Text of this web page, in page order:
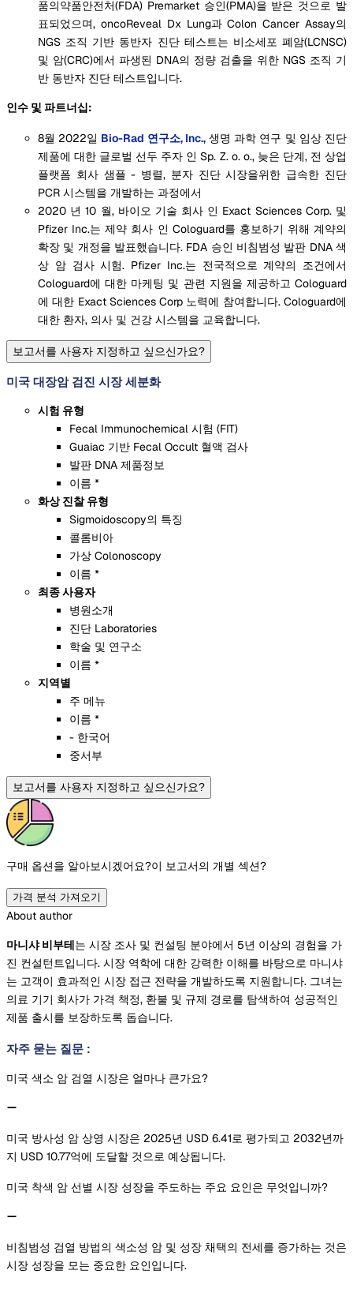
품의약품안전처(FDA) Premarket 승인(PMA)을 받은 것으로 발
표되었으며, oncoReveal Dx Lung과 Colon Cancer Assay의
NGS 조직 기반 동반자 진단 테스트는 비소세포 폐암(LCNSC)
및 암(CRC)에서 파생된 DNA의 정량 검출을 위한 NGS 조직 기
반 동반자 진단 테스트입니다.
인수 및 파트너십:
8월 2022일 Bio-Rad 연구소, Inc.,생명 과학 연구 및 임상 진단
제품에 대한 글로벌 선두 주자 인 Sp. Z. o. o., 늦은 단계, 전 상업
플랫폼 회사 샘플 - 병렬, 분자 진단 시장을위한 급속한 진단
PCR 시스템을 개발하는 과정에서
2020 년 10 월, 바이오 기술 회사 인 Exact Sciences Corp. 및
Pfizer Inc.는 제약 회사 인 Cologuard를 홍보하기 위해 계약의
확장 및 개정을 발표했습니다. FDA 승인 비침범성 발판 DNA 색
상 암 검사 시험. Pfizer Inc.는 전국적으로 계약의 조건에서
Cologuard에 대한 마케팅 및 관련 지원을 제공하고 Cologuard
에 대한 Exact Sciences Corp 노력에 참여합니다. Cologuard에
대한 환자, 의사 및 건강 시스템을 교육합니다.
보고서를 사용자 지정하고 싶으신가요?
미국 대장암 검진 시장 세분화
시험 유형
Fecal Immunochemical 시험 (FIT)
Guaiac 기반 Fecal Occult 혈액 검사
발판 DNA 제품정보
이름 *
화상 진찰 유형
Sigmoidoscopy의 특징
콜롬비아
가상 Colonoscopy
이름 *
최종 사용자
병원소개
진단 Laboratories
학술 및 연구소
이름 *
지역별
주 메뉴
이름 *
- 한국어
중서부
보고서를 사용자 지정하고 싶으신가요?
구매 옵션을 알아보시겠어요?이 보고서의 개별 섹션?
가격 분석 가져오기
About author
마니샤 비부테 는 시장 조사 및 컨설팅 분야에서 5년 이상의 경험을 가
진 컨설턴트입니다. 시장 역학에 대한 강력한 이해를 바탕으로 마니샤
는 고객이 효과적인 시장 접근 전략을 개발하도록 지원합니다. 그녀는
의료 기기 회사가 가격 책정, 환불 및 규제 경로를 탐색하여 성공적인
제품 출시를 보장하도록 돕습니다.
자주 묻는 질문 :
미국 색소 암 검열 시장은 얼마나 큰가요?
미국 방사성 암 상영 시장은 2025년 USD 6.41로 평가되고 2032년까
지 USD 10.77억에 도달할 것으로 예상됩니다.
미국 착색 암 선별 시장 성장을 주도하는 주요 요인은 무엇입니까?
비침범성 검열 방법의 색소성 암 및 성장 채택의 전세를 증가하는 것은
시장 성장을 모는 중요한 요인입니다.